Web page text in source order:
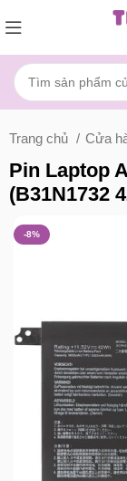
Trang chủ Cửa
Pin Laptop
(B31N1732
-8%